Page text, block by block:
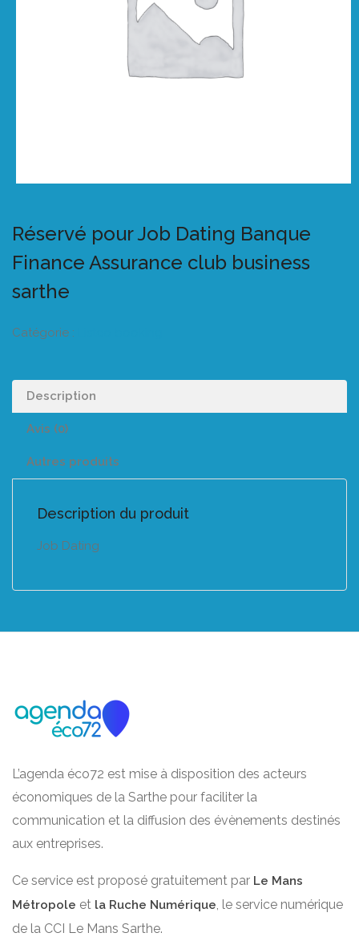
Réservé pour Job Dating Banque
Finance Assurance club business
sarthe
Catégorie :
Description
Avis (0)
Autres produits
Description du produit
Job Dating
L’agenda éco72 est mise à disposition des acteurs
économiques de la Sarthe pour faciliter la
communication et la diffusion des évènements destinés
aux entreprises.
Ce service est proposé gratuitement par Le Mans
Métropole et la Ruche Numérique, le service numérique
de la CCI Le Mans Sarthe.